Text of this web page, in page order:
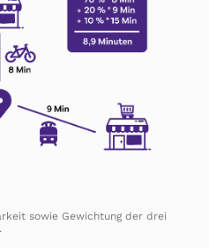
sowie Gewichtung der drei